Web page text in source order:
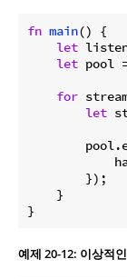
fn main() {
let
let pool
for
let
        });
    }
예제 20-12: 이상적인